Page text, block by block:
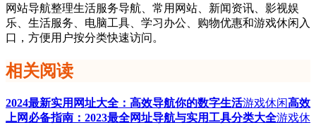
网站导航整理生活服务导航、常用网站、新闻资讯、影视娱
乐、生活服务、电脑工具、学习办公、购物优惠和游戏休闲入
口，方便用户按分类快速访问。
相关阅读
2024最新实用网址大全：高效导航你的数字生活游戏休闲高效
上网必备指南：2023最全网址导航与实用工具分类大全游戏休